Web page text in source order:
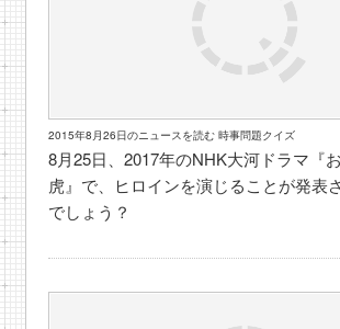
2015年8月26日のニュースを読む 時事問題クイズ
8月25日、2017年のNHK大河ドラマ
虎』で、ヒロインを演じることが発表
でしょう？